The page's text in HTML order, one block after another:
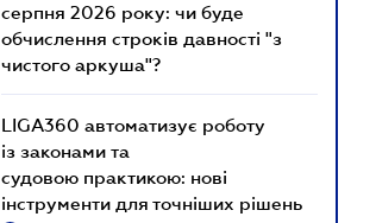
серпня 2026 року: чи буде
обчислення строків давності "з
чистого аркуша"?
LIGA360 автоматизує роботу
із законами та
судовою практикою: нові
інструменти для точніших рішень